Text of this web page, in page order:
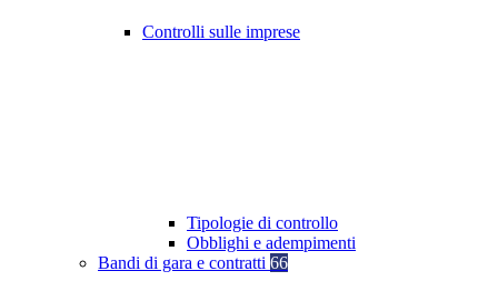
Controlli sulle imprese
Tipologie di controllo
Obblighi e adempimenti
Bandi di gara e contratti 66